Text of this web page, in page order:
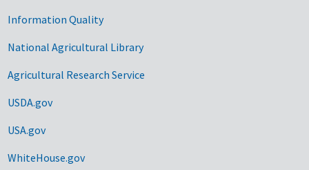
Information Quality
National Agricultural Library
Agricultural Research Service
USDA.gov
USA.gov
WhiteHouse.gov